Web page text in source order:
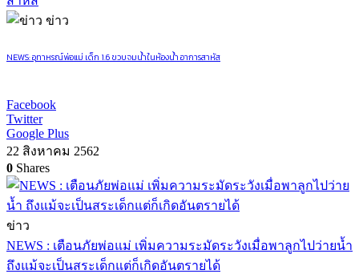
ข่าว
NEWS: อุทาหรณ์พ่อแม่ เด็ก 1.6 ขวบจมน้ำในห้องน้ำ อาการสาหัส
Facebook
Twitter
Google Plus
22 สิงหาคม 2562
0 Shares
ข่าว
NEWS : เตือนภัยพ่อแม่ เพิ่มความระมัดระวังเมื่อพาลูกไปว่ายน้ำ
ถึงแม้จะเป็นสระเด็กแต่ก็เกิดอันตรายได้